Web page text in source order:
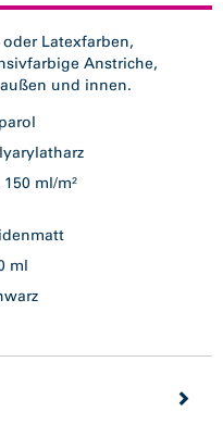
Latexfarben,
Anstriche,
und innen.
150 ml/m²
ml